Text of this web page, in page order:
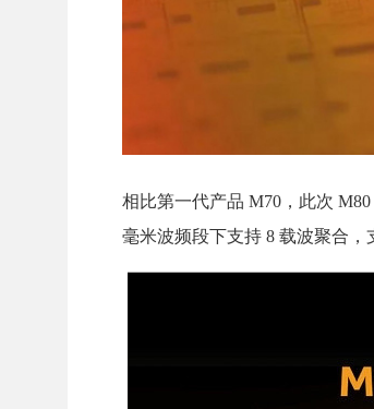
相比第一代产品 M70，此次
毫米波频段下支持 8 载波聚合，